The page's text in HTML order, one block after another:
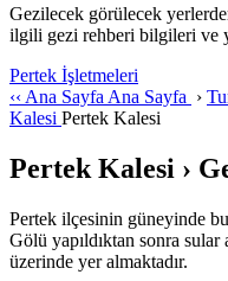
Gezilecek görülecek
ilgili gezi rehberi bilgileri ve
Pertek İşletmeleri
‹‹ Ana Sayfa Ana Sayfa ›
Kalesi Pertek Kalesi
Pertek Kalesi ›
Pertek ilçesinin güneyinde
Gölü yapıldıktan sonra sular
üzerinde yer almaktadır.